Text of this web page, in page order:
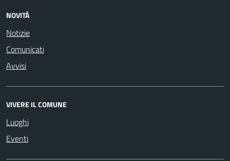
NOVITÀ
Notizie
Comunicati
Avvisi
VIVERE IL COMUNE
Luoghi
Eventi